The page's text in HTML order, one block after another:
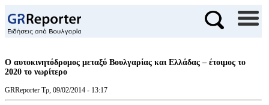
Ο αυτοκινητόδρομος μεταξύ Βουλγαρίας και Ελλάδας – έτοιμος το
2020 το νωρίτερο
GRReporter Τρ, 09/02/2014 - 13:17